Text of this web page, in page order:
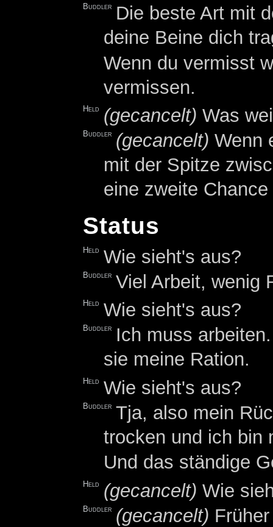
Buddler
Die beste Art mit
deine Beine dich
Wenn du vermisst
vermissen.
Held (gecancelt) Was
Buddler (gecancelt) Wenn
mit der Spitze
eine zweite
Status
Held Wie sieht's aus?
Buddler Viel Arbeit, wenig
Held Wie sieht's aus?
Buddler
Ich muss
sie meine Ration.
Held Wie sieht's aus?
Buddler Tja, also mein
trocken und ich bin
Und das ständige
Held (gecancelt) Wie
Buddler (gecancelt)